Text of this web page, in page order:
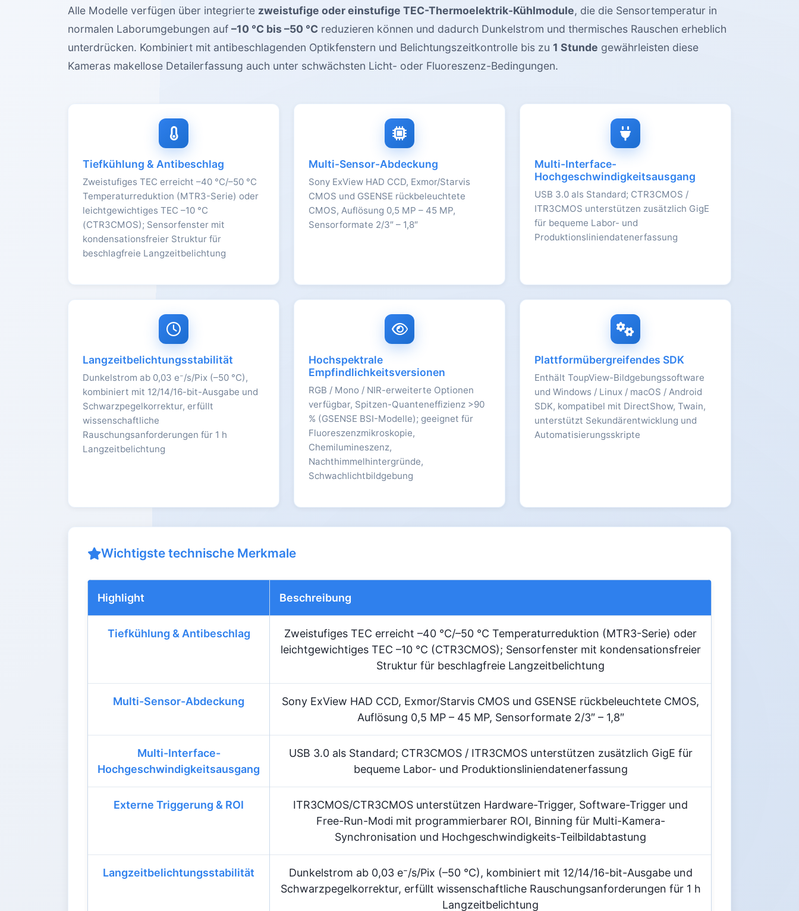
Alle Modelle verfügen über integrierte zweistufige oder einstufige TEC-Thermoelektrik-Kühlmodule, die die Sensortemperatur in
normalen Laborumgebungen auf –10 °C bis –50 °C reduzieren können und dadurch Dunkelstrom und thermisches Rauschen erheblich
unterdrücken. Kombiniert mit antibeschlagenden Optikfenstern und Belichtungszeitkontrolle bis zu 1 Stunde gewährleisten diese
Kameras makellose Detailerfassung auch unter schwächsten Licht- oder Fluoreszenz-Bedingungen.
Tiefkühlung & Antibeschlag
Zweistufiges TEC erreicht –40 °C/–50 °C
Temperaturreduktion (MTR3-Serie) oder
leichtgewichtiges TEC –10 °C
(CTR3CMOS); Sensorfenster mit
kondensationsfreier Struktur für
beschlagfreie Langzeitbelichtung
Multi-Sensor-Abdeckung
Sony ExView HAD CCD, Exmor/Starvis
CMOS und GSENSE rückbeleuchtete
CMOS, Auflösung 0,5 MP – 45 MP,
Sensorformate 2/3″ – 1,8″
Multi-Interface-
Hochgeschwindigkeitsausgang
USB 3.0 als Standard; CTR3CMOS /
ITR3CMOS unterstützen zusätzlich GigE
für bequeme Labor- und
Produktionsliniendatenerfassung
Langzeitbelichtungsstabilität
Dunkelstrom ab 0,03 e⁻/s/Pix (–50 °C),
kombiniert mit 12/14/16-bit-Ausgabe und
Schwarzpegelkorrektur, erfüllt
wissenschaftliche
Rauschungsanforderungen für 1 h
Langzeitbelichtung
Hochspektrale
Empfindlichkeitsversionen
RGB / Mono / NIR-erweiterte Optionen
verfügbar, Spitzen-Quanteneffizienz >90
% (GSENSE BSI-Modelle); geeignet für
Fluoreszenzmikroskopie,
Chemilumineszenz,
Nachthimmelhintergründe,
Schwachlichtbildgebung
Plattformübergreifendes SDK
Enthält ToupView-Bildgebungssoftware
und Windows / Linux / macOS / Android
SDK, kompatibel mit DirectShow, Twain,
unterstützt Sekundärentwicklung und
Automatisierungsskripte
Wichtigste technische Merkmale
Highlight Beschreibung
Tiefkühlung & Antibeschlag
Zweistufiges TEC erreicht –40 °C/–50 °C Temperaturreduktion (MTR3-Serie) oder
leichtgewichtiges TEC –10 °C (CTR3CMOS); Sensorfenster mit kondensationsfreier
Struktur für beschlagfreie Langzeitbelichtung
Multi-Sensor-Abdeckung
Sony ExView HAD CCD, Exmor/Starvis CMOS und GSENSE rückbeleuchtete CMOS,
Auflösung 0,5 MP – 45 MP, Sensorformate 2/3″ – 1,8″
Multi-Interface-
Hochgeschwindigkeitsausgang
USB 3.0 als Standard; CTR3CMOS / ITR3CMOS unterstützen zusätzlich GigE für
bequeme Labor- und Produktionsliniendatenerfassung
Externe Triggerung & ROI
ITR3CMOS/CTR3CMOS unterstützen Hardware-Trigger, Software-Trigger und
Free-Run-Modi mit programmierbarer ROI, Binning für Multi-Kamera-
Synchronisation und Hochgeschwindigkeits-Teilbildabtastung
Langzeitbelichtungsstabilität
Dunkelstrom ab 0,03 e⁻/s/Pix (–50 °C), kombiniert mit 12/14/16-bit-Ausgabe und
Schwarzpegelkorrektur, erfüllt wissenschaftliche Rauschungsanforderungen für 1 h
Langzeitbelichtung